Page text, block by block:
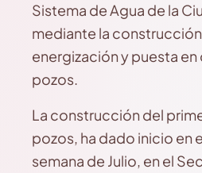
Sistema de Agua de la
mediante la
energización y puesta
pozos.
La construcción del
pozos, ha dado inicio en
semana de Julio, en el